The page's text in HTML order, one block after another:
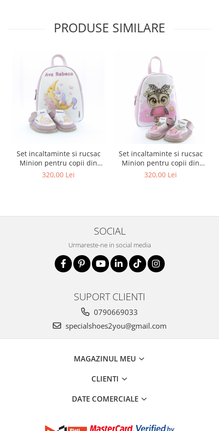
PRODUSE SIMILARE
Set incaltaminte si rucsac
Minion pentru copii din
piele naturala personalizat
320,00 Lei
Set incaltaminte si rucsac
Minion pentru copii din
piele naturala personalizat
320,00 Lei
SOCIAL
Urmareste-ne in social media
SUPORT CLIENTI
0790669033
specialshoes2you@gmail.com
MAGAZINUL MEU
CLIENTI
DATE COMERCIALE